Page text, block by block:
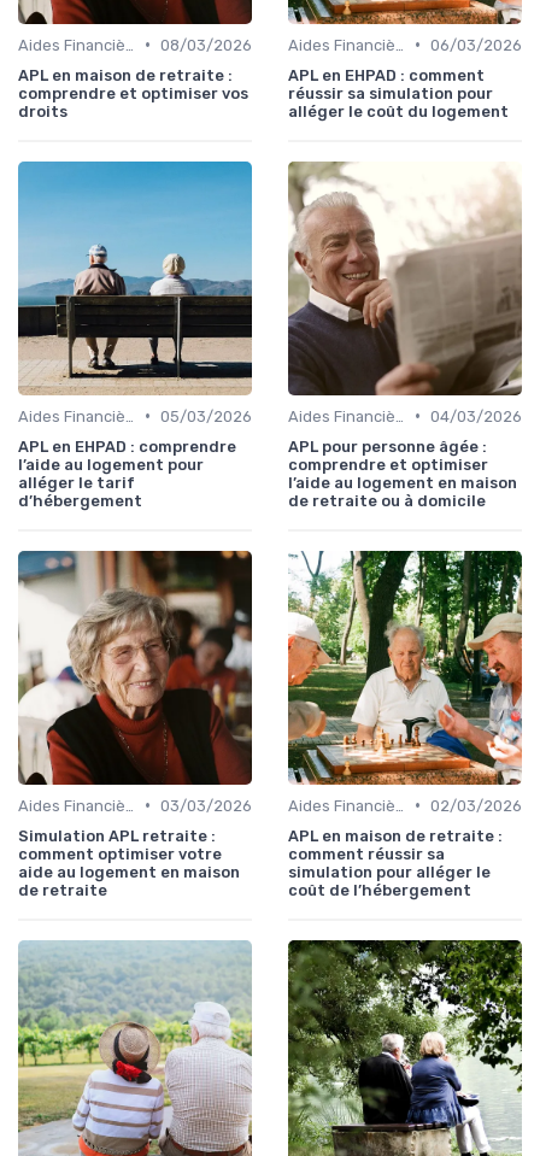
• 08/03/2026
APL en maison de retraite :
comprendre et optimiser vos
droits
• 06/03/2026
APL en EHPAD : comment
réussir sa simulation pour
alléger le coût du logement
• 05/03/2026
APL en EHPAD : comprendre
l’aide au logement pour
alléger le tarif
d’hébergement
• 04/03/2026
APL pour personne âgée :
comprendre et optimiser
l’aide au logement en maison
de retraite ou à domicile
• 03/03/2026
Simulation APL retraite :
comment optimiser votre
aide au logement en maison
de retraite
• 02/03/2026
APL en maison de retraite :
comment réussir sa
simulation pour alléger le
coût de l’hébergement